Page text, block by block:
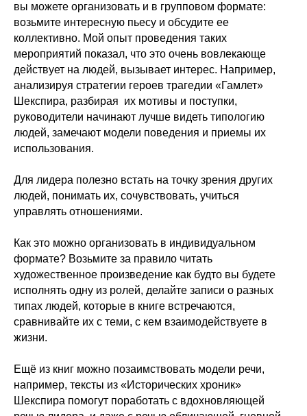
вы можете организовать и в групповом формате:
возьмите интересную пьесу и обсудите ее
коллективно. Мой опыт проведения таких
мероприятий показал, что это очень вовлекающе
действует на людей, вызывает интерес. Например,
анализируя стратегии героев трагедии «Гамлет»
Шекспира, разбирая их мотивы и поступки,
руководители начинают лучше видеть типологию
людей, замечают модели поведения и приемы их
использования.
Для лидера полезно встать на точку зрения других
людей, понимать их, сочувствовать, учиться
управлять отношениями.
Как это можно организовать в индивидуальном
формате? Возьмите за правило читать
художественное произведение как будто вы будете
исполнять одну из ролей, делайте записи о разных
типах людей, которые в книге встречаются,
сравнивайте их с теми, с кем взаимодействуете в
жизни.
Ещё из книг можно позаимствовать модели речи,
например, тексты из «Исторических хроник»
Шекспира помогут поработать с вдохновляющей